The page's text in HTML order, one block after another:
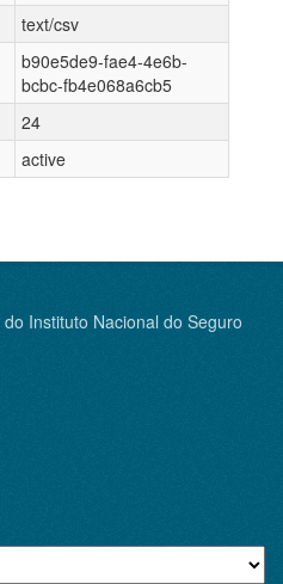
text/csv
b90e5de9-fae4-4e6b-
bcbc-fb4e068a6cb5
24
active
Instituto Nacional do Seguro